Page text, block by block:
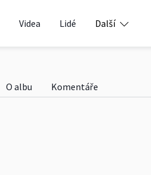
Videa Lidé Další
O albu Komentáře